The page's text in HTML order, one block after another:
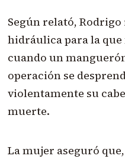
Según relató,
hidráulica para la que
cuando un
operación se
violentamente su
muerte.
La mujer aseguró